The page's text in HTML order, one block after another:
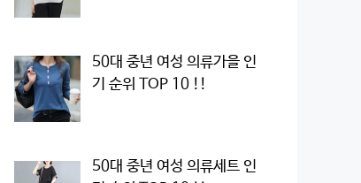
50대 중년 여성 의류가을 인
기 순위 TOP 10 !!
50대 중년 여성 의류세트 인